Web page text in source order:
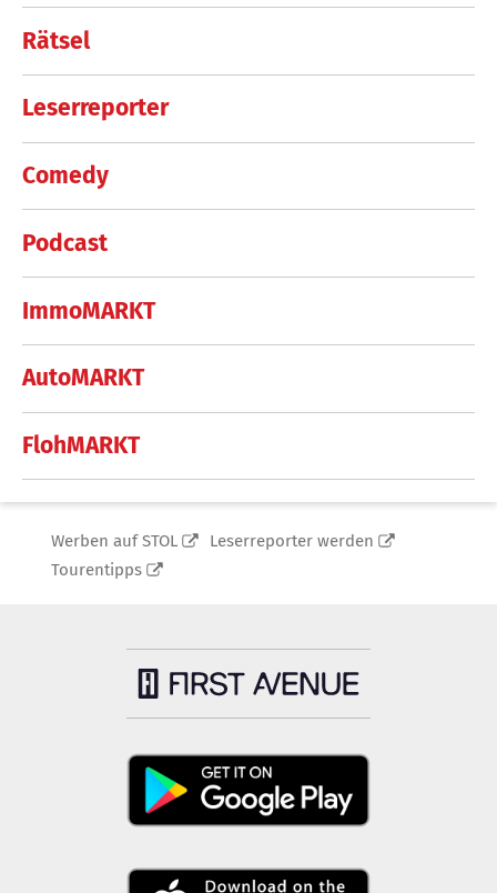
Rätsel
Leserreporter
Comedy
Podcast
ImmoMARKT
AutoMARKT
FlohMARKT
Werben auf STOL
Leserreporter werden
Tourentipps